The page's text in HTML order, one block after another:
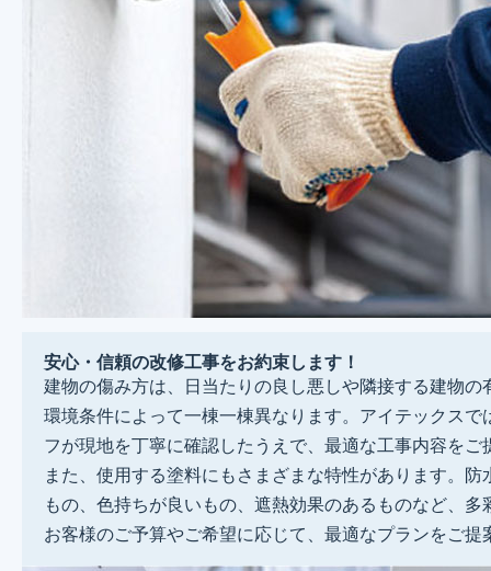
安心・信頼の改修工事をお約束します！
建物の傷み方は、日当たりの良し悪しや隣接する建物の
環境条件によって一棟一棟異なります。アイテックスで
フが現地を丁寧に確認したうえで、最適な工事内容をご
また、使用する塗料にもさまざまな特性があります。防
もの、色持ちが良いもの、遮熱効果のあるものなど、多
お客様のご予算やご希望に応じて、最適なプランをご提